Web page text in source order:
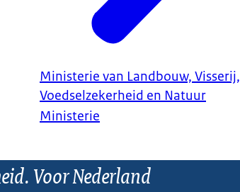
Ministerie van Landbouw, Visserij,
Voedselzekerheid en Natuur
Ministerie
Voor Nederland